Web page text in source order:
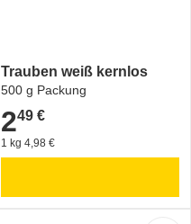
Trauben weiß kernlos
500 g Packung
2,49 €
249 €
1 kg 4,98 €